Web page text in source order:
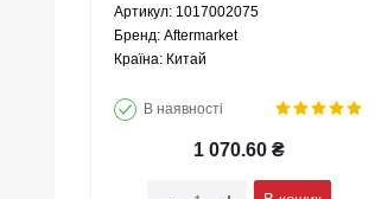
Aftermarket
Артикул: 1017002075
Брeнд: Aftermarket
Країна: Китай
В наявності
1 070.60 ₴